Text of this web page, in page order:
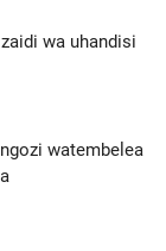
wa uhandisi
watembelea